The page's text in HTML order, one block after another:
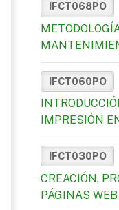
IFCT068PO
IFCT060PO
IMPRESIÓN
IFCT030PO
CREACIÓN,
PÁGINAS WEB